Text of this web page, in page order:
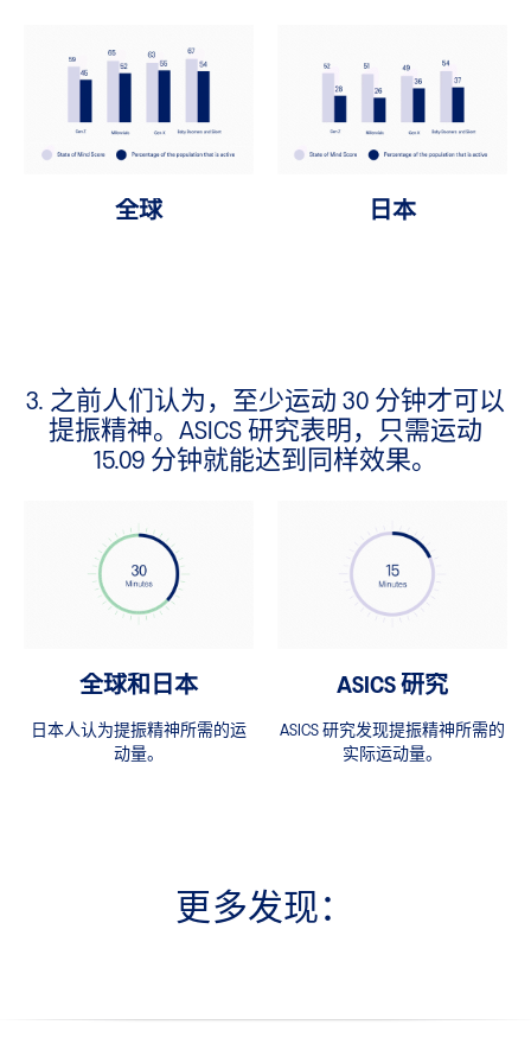
全球 日本
3. 之前人们认为，至少运动 30 分钟才可以
提振精神。ASICS 研究表明，只需运动
15.09 分钟就能达到同样效果。
全球和日本
日本人认为提振精神所需的运
动量。
ASICS 研究
ASICS 研究发现提振精神所需的
实际运动量。
更多发现：